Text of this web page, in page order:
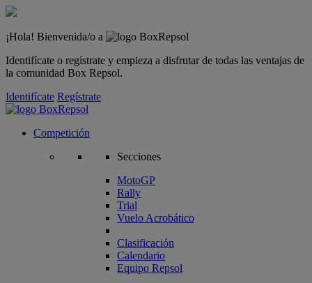
¡Hola! Bienvenida/o a
Identifícate o regístrate y empieza a disfrutar de todas las ventajas de
la comunidad Box Repsol.
Identifícate Regístrate
Competición
Secciones
MotoGP
Rally
Trial
Vuelo Acrobático
Clasificación
Calendario
Equipo Repsol